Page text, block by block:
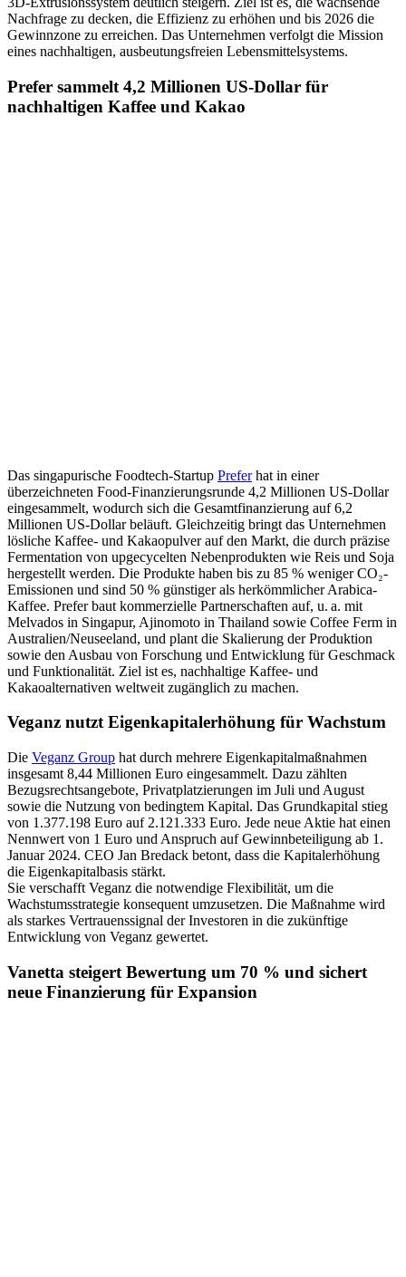
Nachfrage zu decken, die Effizienz zu erhöhen und bis 2026 die
Gewinnzone zu erreichen. Das Unternehmen verfolgt die Mission
eines nachhaltigen, ausbeutungsfreien Lebensmittelsystems.
Prefer sammelt 4,2 Millionen US-Dollar für
nachhaltigen Kaffee und Kakao
Das singapurische Foodtech-Startup Preferhat in einer
überzeichneten Food-Finanzierungsrunde 4,2 Millionen US-Dollar
eingesammelt, wodurch sich die Gesamtfinanzierung auf 6,2
Millionen US-Dollar beläuft. Gleichzeitig bringt das Unternehmen
lösliche Kaffee- und Kakaopulver auf den Markt, die durch präzise
Fermentation von upgecycelten Nebenprodukten wie Reis und Soja
hergestellt werden. Die Produkte haben bis zu 85 % weniger CO₂-
Emissionen und sind 50 % günstiger als herkömmlicher Arabica-
Kaffee. Prefer baut kommerzielle Partnerschaften auf, u. a. mit
Melvados in Singapur, Ajinomoto in Thailand sowie Coffee Ferm in
Australien/Neuseeland, und plant die Skalierung der Produktion
sowie den Ausbau von Forschung und Entwicklung für Geschmack
und Funktionalität. Ziel ist es, nachhaltige Kaffee- und
Kakaoalternativen weltweit zugänglich zu machen.
Veganz nutzt Eigenkapitalerhöhung für Wachstum
Die Veganz Group hat durch mehrere Eigenkapitalmaßnahmen
insgesamt 8,44 Millionen Euro eingesammelt. Dazu zählten
Bezugsrechtsangebote, Privatplatzierungen im Juli und August
sowie die Nutzung von bedingtem Kapital. Das Grundkapital stieg
von 1.377.198 Euro auf 2.121.333 Euro. Jede neue Aktie hat einen
Nennwert von 1 Euro und Anspruch auf Gewinnbeteiligung ab 1.
Januar 2024. CEO Jan Bredack betont, dass die Kapitalerhöhung
die Eigenkapitalbasis stärkt.
Sie verschafft Veganz die notwendige Flexibilität, um die
Wachstumsstrategie konsequent umzusetzen. Die Maßnahme wird
als starkes Vertrauenssignal der Investoren in die zukünftige
Entwicklung von Veganz gewertet.
Vanetta steigert Bewertung um 70 % und sichert
neue Finanzierung für Expansion